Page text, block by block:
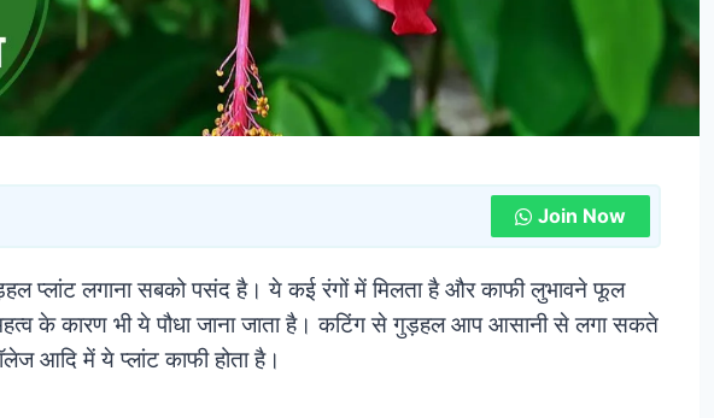
Join Now
प्लांट लगाना सबको पसंद है। ये कई रंगों में मिलता है और काफी लुभावने फूल
के कारण भी ये पौधा जाना जाता है। कटिंग से गुड़हल आप आसानी से लगा सकते
आदि में ये प्लांट काफी होता है।